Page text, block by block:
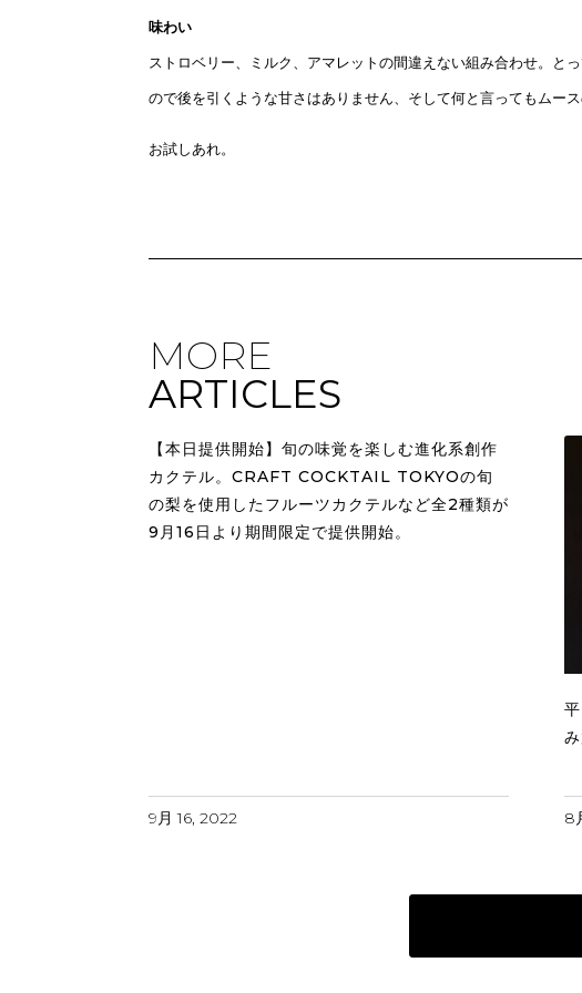
味わい
ストロベリー、ミルク、アマレットの間違えない組み合わせ。と
ので後を引くような甘さはありません、そして何と言ってもムー
お試しあれ。
MORE
ARTICLES
【本日提供開始】旬の味覚を楽しむ進化系創作
カクテル。CRAFT COCKTAIL TOKYOの旬
の梨を使用したフルーツカクテルなど全2種類が
9月16日より期間限定で提供開始。
9月 16, 2022 8